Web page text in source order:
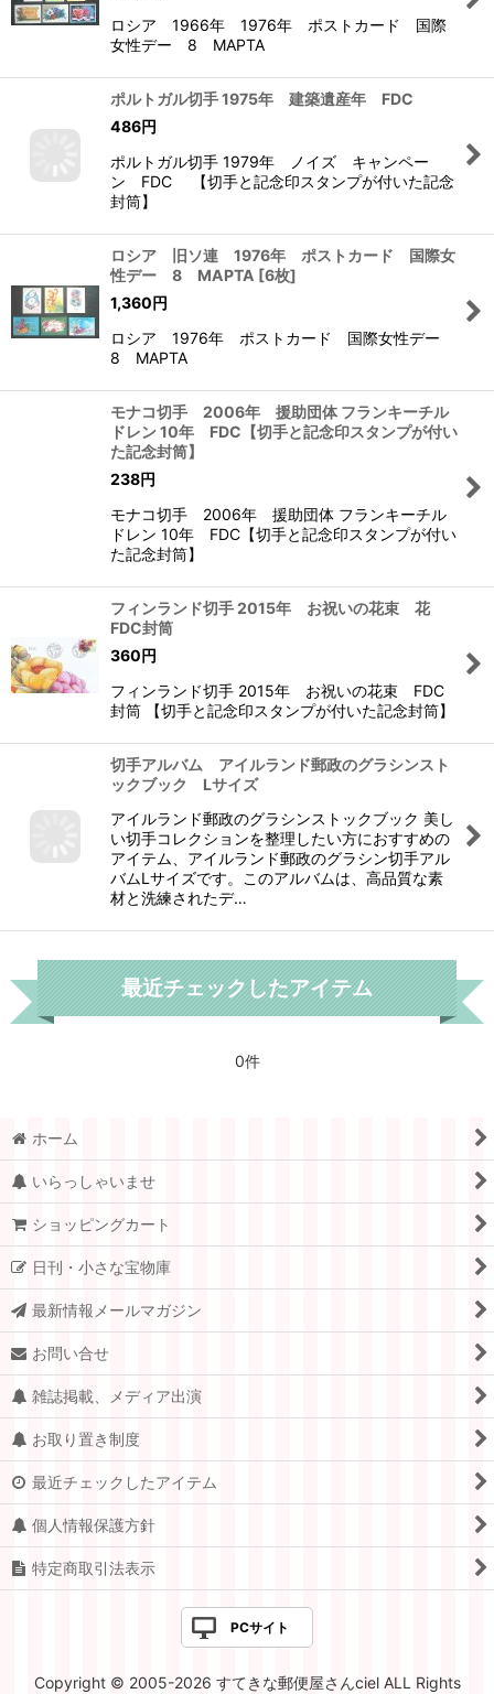
ロシア 1966年 1976年 ポストカード 国際
女性デー 8 MAPTA
ポルトガル切手 1975年 建築遺産年 FDC
486円
ポルトガル切手 1979年 ノイズ キャンペー
ン FDC 【切手と記念印スタンプが付いた記念
封筒】
ロシア 旧ソ連 1976年 ポストカード 国際女
性デー 8 MAPTA [6枚]
1,360円
ロシア 1976年 ポストカード 国際女性デー
8 MAPTA
モナコ切手 2006年 援助団体 フランキーチル
ドレン 10年 FDC【切手と記念印スタンプが付い
た記念封筒】
238円
モナコ切手 2006年 援助団体 フランキーチル
ドレン 10年 FDC【切手と記念印スタンプが付い
た記念封筒】
フィンランド切手 2015年 お祝いの花束 花
FDC封筒
360円
フィンランド切手 2015年 お祝いの花束 FDC
封筒 【切手と記念印スタンプが付いた記念封筒】
切手アルバム アイルランド郵政のグラシンスト
ックブック Lサイズ
アイルランド郵政のグラシンストックブック 美し
い切手コレクションを整理したい方におすすめの
アイテム、アイルランド郵政のグラシン切手アル
バムLサイズです。このアルバムは、高品質な素
材と洗練されたデ…
最近チェックしたアイテム
0件
ホーム
いらっしゃいませ
ショッピングカート
日刊・小さな宝物庫
最新情報メールマガジン
お問い合せ
雑誌掲載、メディア出演
お取り置き制度
最近チェックしたアイテム
個人情報保護方針
特定商取引法表示
PCサイト
Copyright © 2005-2026 すてきな郵便屋さんciel ALL Rights